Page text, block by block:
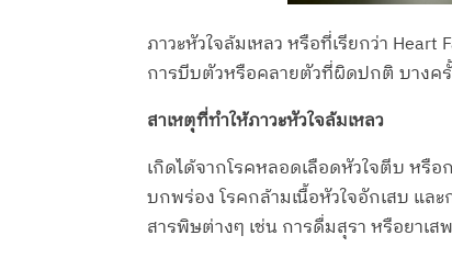
ภาวะหัวใจล้มเหลว หรือที่เรียกว่า
การบีบตัวหรือคลายตัวที่ผิดปกติ บางค
สาเหตุที่ทำให้ภาวะหัวใจล้มเหลว
เกิดได้จากโรคหลอดเลือดหัวใจตีบ หรื
บกพร่อง โรคกล้ามเนื้อหัวใจอักเสบ แล
สารพิษต่างๆ เช่น การดื่มสุรา หรือยาเ